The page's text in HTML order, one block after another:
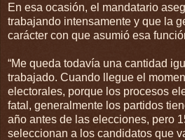
En esa ocasión, el mandatario
trabajando intensamente y que la
carácter con que asumió esa
“Me queda todavía una cantidad
trabajado. Cuando llegue el
electorales, porque los procesos
fatal, generalmente los partidos
año antes de las elecciones, pero
seleccionan a los candidatos que